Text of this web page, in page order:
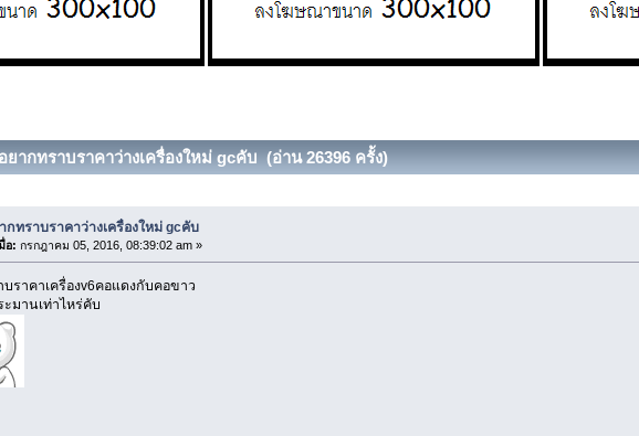
ยากทราบราคาว่างเครื่องใหม่ gcคับ (อ่าน 26396 ครั้ง)
กทราบราคาว่างเครื่องใหม่ gcคับ
อ: กรกฎาคม 05, 2016, 08:39:02 am »
บราคาเครื่องv6คอแดงกับคอขาว
ะมานเท่าไหร่คับ